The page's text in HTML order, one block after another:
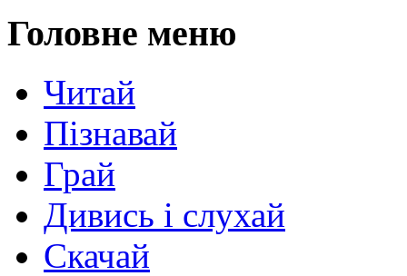
Головне меню
Читай
Пізнавай
Грай
Дивись і слухай
Скачай